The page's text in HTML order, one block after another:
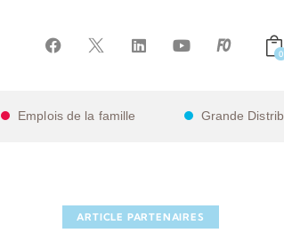
0
Emplois de la famille Grande
ARTICLE PARTENAIRES